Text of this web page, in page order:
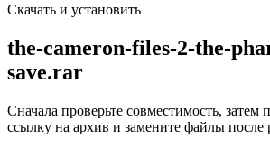
Скачать и установить
the-cameron-files-2-the-
save.rar
Сначала проверьте совместимость,
ссылку на архив и замените файлы после